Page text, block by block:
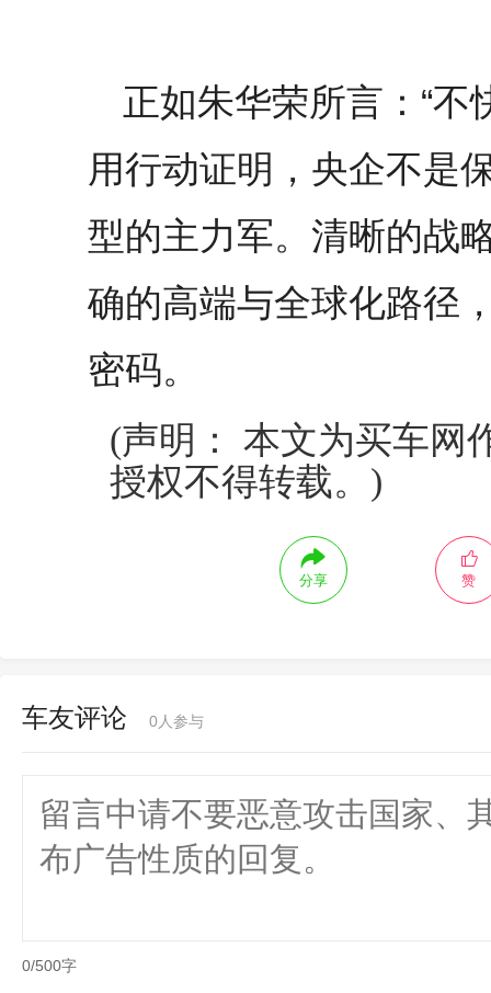
正如朱华荣所言：“不
用行动证明，央企不是
型的主力军。清晰的战
确的高端与全球化路径
密码。
(声明： 本文为买车网
授权不得转载。)
分享 赞
车友评论 0 人参与
0/500字